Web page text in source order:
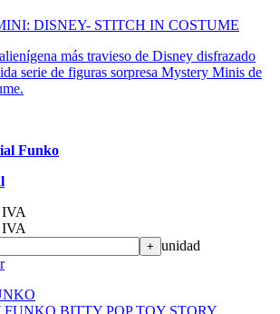
DISNEY- STITCH IN COSTUME
más travieso de Disney disfrazado
serie de figuras sorpresa Mystery Minis de
Funko
IVA
IVA
+ unidad